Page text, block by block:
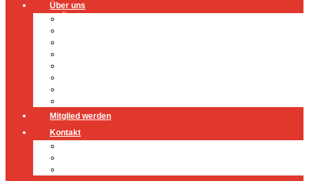
Über uns
Mitglied werden
Kontakt